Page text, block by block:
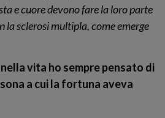
e cuore devono fare la loro parte
la sclerosi multipla, come emerge
vita ho sempre pensato di
a cui la fortuna aveva